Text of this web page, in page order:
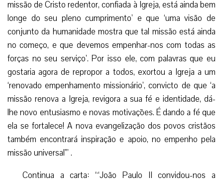
missão de Cristo redentor, confiada à Igreja, está ainda bem
longe do seu pleno cumprimento’ e que ‘uma visão de
conjunto da humanidade mostra que tal missão está ainda
no começo, e que devemos empenhar-nos com todas as
forças no seu serviço’. Por isso ele, com palavras que eu
gostaria agora de repropor a todos, exortou a Igreja a um
‘renovado empenhamento missionário’, convicto de que ‘a
missão renova a Igreja, revigora a sua fé e identidade, dá-
lhe novo entusiasmo e novas motivações. É dando a fé que
ela se fortalece! A nova evangelização dos povos cristãos
também encontrará inspiração e apoio, no empenho pela
missão universal'” .
Continua a carta: “‘João Paulo II convidou-nos a